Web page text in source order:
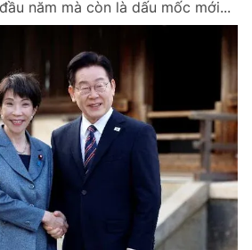
năm mà còn là dấu mốc mới...